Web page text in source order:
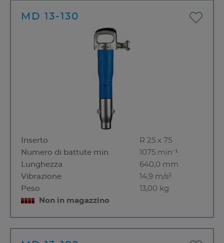
MD 13-130
Inserto
R 25 x 75
Numero di battute min.
1075 min⁻¹
Lunghezza
640,0 mm
Vibrazione
14,9 m/s²
Peso
13,00 kg
Non in magazzino